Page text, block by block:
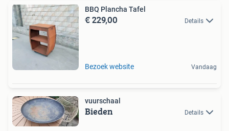
BBQ Plancha Tafel
€ 229,00 Details
Bezoek website Vandaag
vuurschaal
Bieden Details